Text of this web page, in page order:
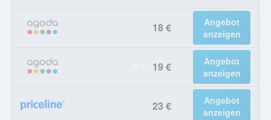
18 €
Angebot
anzeigen
19 €
Angebot
anzeigen
23 €
Angebot
anzeigen